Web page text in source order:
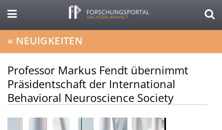
« NEUIGKEITEN
Professor Markus Fendt übernimmt
Präsidentschaft der International
Behavioral Neuroscience Society